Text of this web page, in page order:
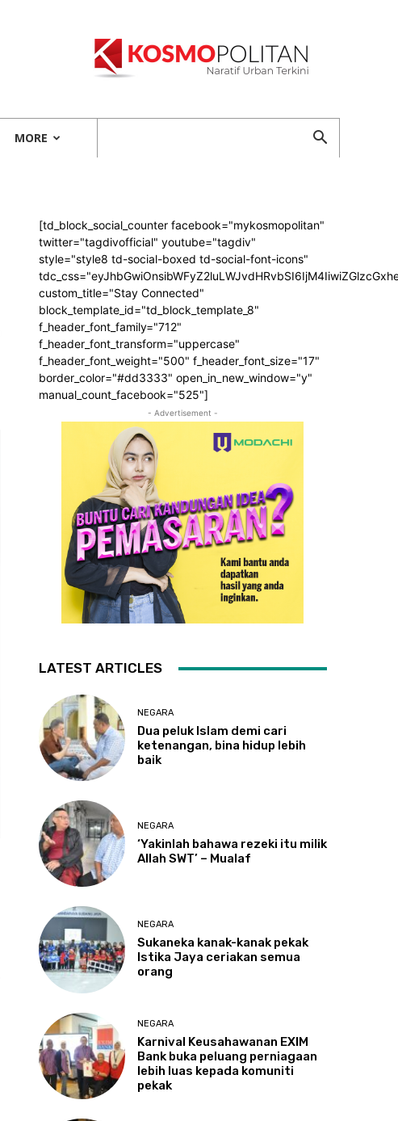
MORE
[td_block_social_counter facebook="mykosmopolitan"
twitter="tagdivofficial" youtube="tagdiv"
style="style8 td-social-boxed td-social-font-icons"
custom_title="Stay Connected"
block_template_id="td_block_template_8"
f_header_font_family="712"
f_header_font_transform="uppercase"
f_header_font_weight="500" f_header_font_size="17"
border_color="#dd3333" open_in_new_window="y"
manual_count_facebook="525"]
- Advertisement -
LATEST ARTICLES
NEGARA
Dua peluk Islam demi cari
ketenangan, bina hidup lebih
baik
NEGARA
‘Yakinlah bahawa rezeki itu milik
Allah SWT’ – Mualaf
NEGARA
Sukaneka kanak-kanak pekak
Istika Jaya ceriakan semua
orang
NEGARA
Karnival Keusahawanan EXIM
Bank buka peluang perniagaan
lebih luas kepada komuniti
pekak